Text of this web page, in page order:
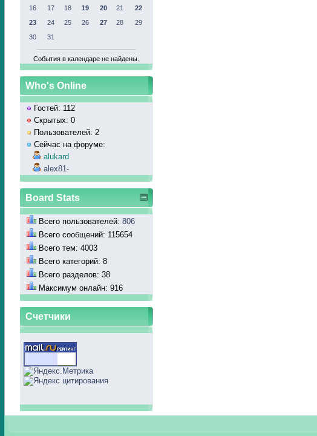
16
17 18 19 20 21
22
23
24 25 26 27 28
29
30
31
События в календаре не найдены.
Who's Online
Гостей: 112
Скрытых: 0
Пользователей: 2
Сейчас на форуме:
alukard
alex81-
Board Stats
Всего пользователей:806
Всего сообщений: 115654
Всего тем: 4003
Всего категорий: 8
Всего разделов: 38
Максимум онлайн: 916
Счетчики